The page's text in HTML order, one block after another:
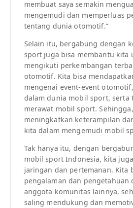
membuat saya semakin
mengemudi dan memperluas
tentang dunia otomotif.”
Selain itu, bergabung dengan
sport juga bisa membantu kita
mengikuti perkembangan
otomotif. Kita bisa
mengenai event-event
dalam dunia mobil sport, serta
merawat mobil sport.
meningkatkan keterampilan
kita dalam mengemudi mobil
Tak hanya itu, dengan
mobil sport Indonesia, kita
jaringan dan pertemanan. Kita
pengalaman dan pengetahuan
anggota komunitas lainnya,
saling mendukung dan